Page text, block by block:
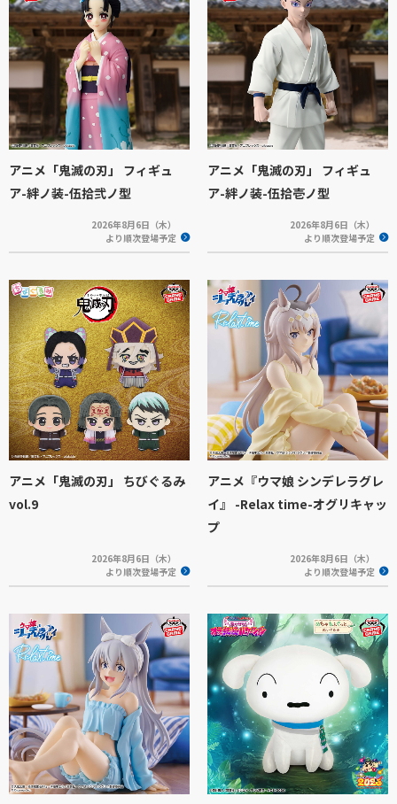
アニメ「鬼滅の刃」 フィギュ
ア-絆ノ装-伍拾弐ノ型
2026年8月6日（木）
より順次登場予定
アニメ「鬼滅の刃」 フィギュ
ア-絆ノ装-伍拾壱ノ型
2026年8月6日（木）
より順次登場予定
アニメ「鬼滅の刃」 ちびぐるみ
vol.9
2026年8月6日（木）
より順次登場予定
アニメ『ウマ娘 シンデレラグレ
イ』 -Relax time-オグリキャッ
プ
2026年8月6日（木）
より順次登場予定